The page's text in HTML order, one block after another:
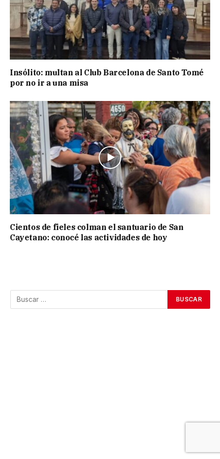
Insólito: multan al Club Barcelona de Santo Tomé
por no ir a una misa
Cientos de fieles colman el santuario de San
Cayetano: conocé las actividades de hoy